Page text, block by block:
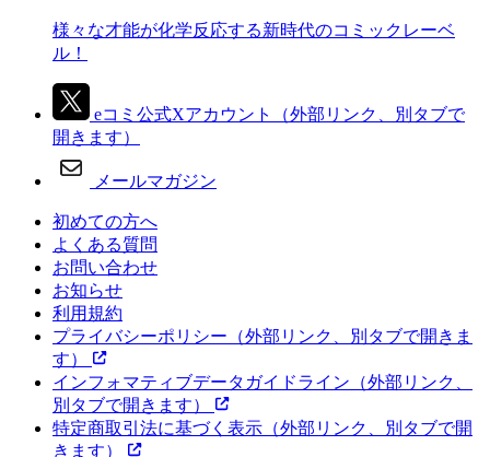
様々な才能が化学反応する新時代のコミックレーベ
ル！
eコミ公式Xアカウント
（外部リンク、別タブで
開きます）
メールマガジン
初めての方へ
よくある質問
お問い合わせ
お知らせ
利用規約
プライバシーポリシー （外部リンク、別タブで開きま
す）
インフォマティブデータガイドライン （外部リンク、
別タブで開きます）
特定商取引法に基づく表示 （外部リンク、別タブで開
きます）